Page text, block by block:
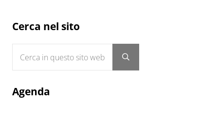
Sidebar
Cerca nel sito
Submit search
Agenda